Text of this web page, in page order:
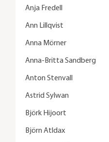
Anja Fredell
Ann Lillqvist
Anna Mörner
Anna-Britta Sandberg
Anton Stenvall
Astrid Sylwan
Björk Hijoort
Björn Atldax